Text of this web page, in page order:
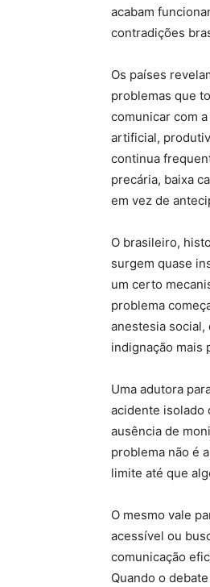
acabam
contradições
Os países
problemas que
comunicar com
artificial,
continua
precária, baixa
em vez de
O brasileiro,
surgem quase
um certo
problema
anestesia social,
indignação mais
Uma adutora
acidente isolado
ausência de
problema não é
limite até que
O mesmo vale
acessível ou
comunicação
Quando o